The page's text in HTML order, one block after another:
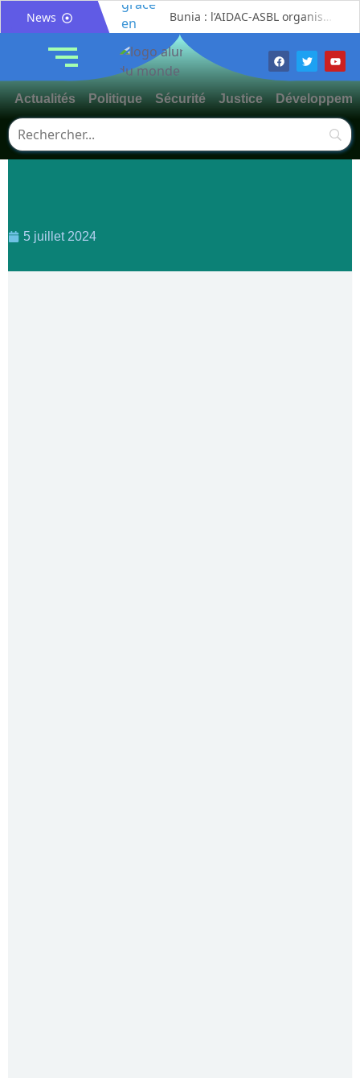
News
Bunia : l’AIDAC-ASBL organise une prière d’action de grâce en l’honneur des finalistes musulmans admis à l’Examen d’État édition 2026
Bunia : des jeunes sensibilisés à la masculinité positive pour lutter contre les violences basées sur le genre
Ituri / Riposte contre Ebola : World Vision forme 50 leaders religieux à Bunia pour transformer la foi en actions contre Ebola
Nord-Kivu : la MONUSCO évacue deux rescapés d’un crash aérien et rapatrie le corps d’une victime à Beni
Actualités Politique Sécurité Justice
5 juillet 2024